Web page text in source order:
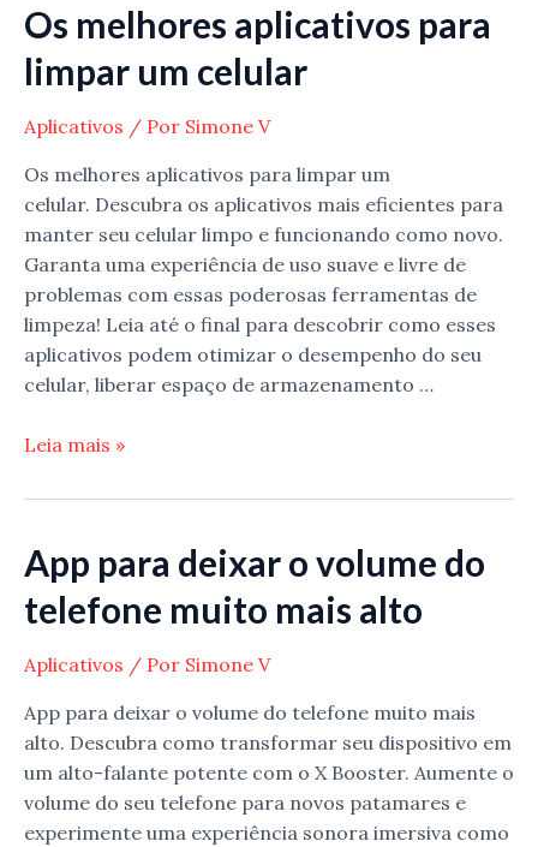
Filmes
e
Séries
Grátis
Os melhores aplicativos para
limpar um celular
Aplicativos / Por Simone V
Os melhores aplicativos para limpar um
celular. Descubra os aplicativos mais eficientes para
manter seu celular limpo e funcionando como novo.
Garanta uma experiência de uso suave e livre de
problemas com essas poderosas ferramentas de
limpeza! Leia até o final para descobrir como esses
aplicativos podem otimizar o desempenho do seu
celular, liberar espaço de armazenamento …
Os
aplicativos
limpar
um
celular
Leia mais »
App para deixar o volume do
telefone muito mais alto
Aplicativos / Por Simone V
App para deixar o volume do telefone muito mais
alto. Descubra como transformar seu dispositivo em
um alto-falante potente com o X Booster. Aumente o
volume do seu telefone para novos patamares e
experimente uma experiência sonora imersiva como